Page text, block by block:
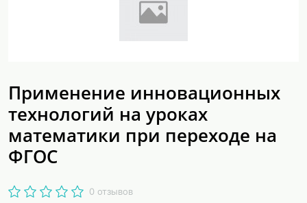
Применение инновационных
технологий на уроках
математики при переходе на
ФГОС
0 отзывов